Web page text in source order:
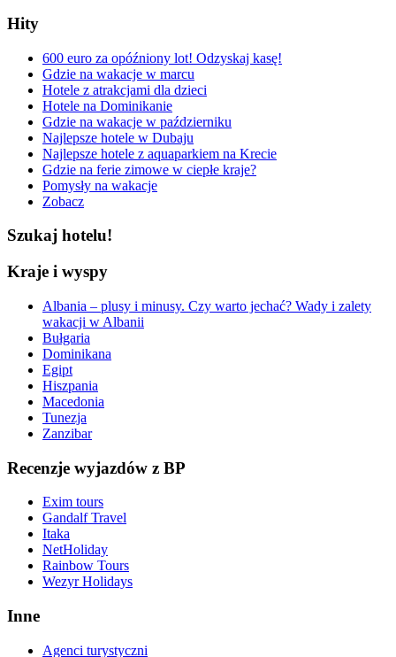
Hity
600 euro za opóźniony lot! Odzyskaj kasę!
Gdzie na wakacje w marcu
Hotele z atrakcjami dla dzieci
Hotele na Dominikanie
Gdzie na wakacje w październiku
Najlepsze hotele w Dubaju
Najlepsze hotele z aquaparkiem na Krecie
Gdzie na ferie zimowe w ciepłe kraje?
Pomysły na wakacje
Zobacz
Szukaj hotelu!
Kraje i wyspy
Albania – plusy i minusy. Czy warto jechać? Wady i zalety
wakacji w Albanii
Bułgaria
Dominikana
Egipt
Hiszpania
Macedonia
Tunezja
Zanzibar
Recenzje wyjazdów z BP
Exim tours
Gandalf Travel
Itaka
NetHoliday
Rainbow Tours
Wezyr Holidays
Inne
Agenci turystyczni